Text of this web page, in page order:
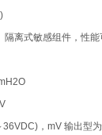
离式敏感组件，性能
，mV 输出型